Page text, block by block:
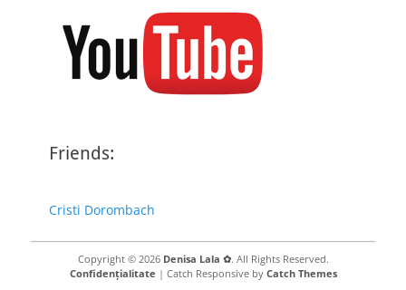
Friends:
Cristi Dorombach
Copyright © 2026 Denisa Lala ✿. All Rights Reserved.
Confidențialitate | Catch Responsive by Catch Themes